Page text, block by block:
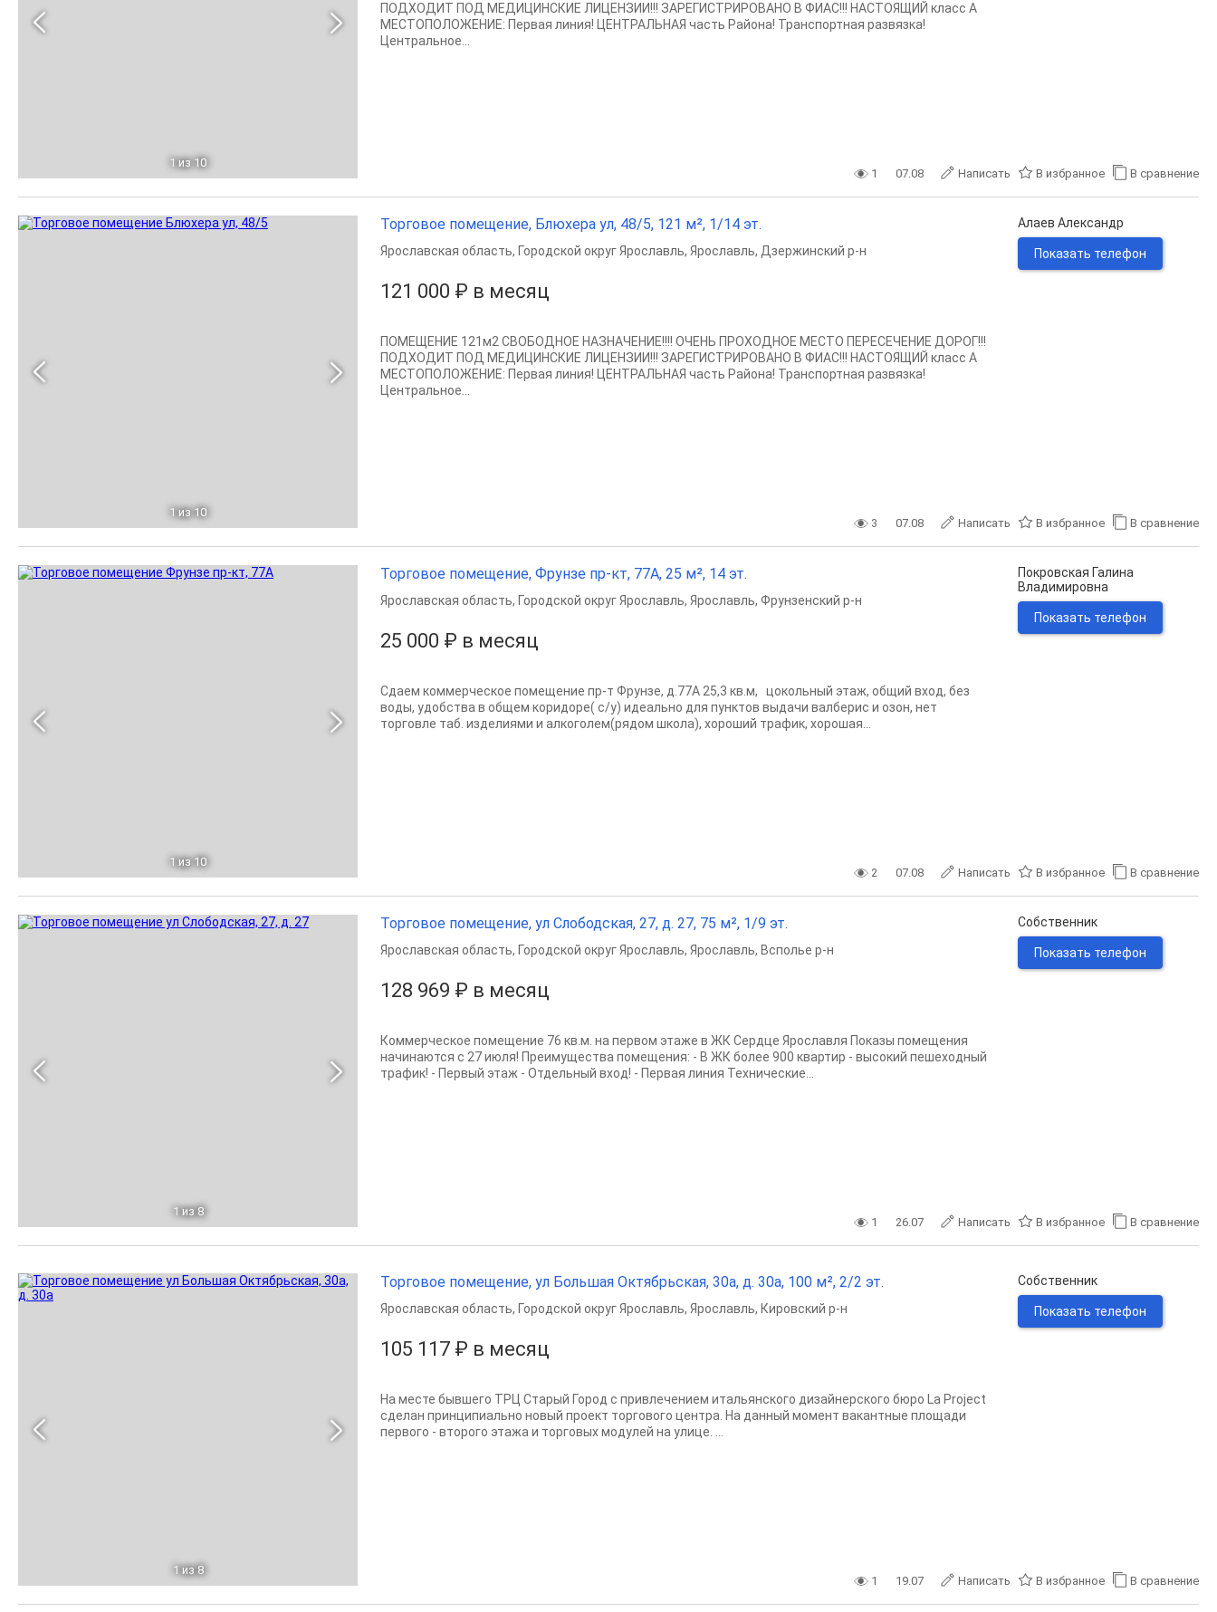
1 из 10
ПОДХОДИТ ПОД МЕДИЦИНСКИЕ ЛИЦЕНЗИИ!!! ЗАРЕГИСТРИРОВАНО В ФИАС!!! НАСТОЯЩИЙ класс А
МЕСТОПОЛОЖЕНИЕ: Первая линия! ЦЕНТРАЛЬНАЯ часть Района! Транспортная развязка!
Центральное...
1 07.08 Написать В избранное В сравнение
1 из 10
Торговое помещение, Блюхера ул, 48/5, 121 м², 1/14 эт.
121 000 ₽ в месяц
Ярославская область, Городской округ Ярославль, Ярославль, Дзержинский р-н
ПОМЕЩЕНИЕ 121м2 СВОБОДНОЕ НАЗНАЧЕНИЕ!!!! ОЧЕНЬ ПРОХОДНОЕ МЕСТО ПЕРЕСЕЧЕНИЕ ДОРОГ!!!
ПОДХОДИТ ПОД МЕДИЦИНСКИЕ ЛИЦЕНЗИИ!!! ЗАРЕГИСТРИРОВАНО В ФИАС!!! НАСТОЯЩИЙ класс А
МЕСТОПОЛОЖЕНИЕ: Первая линия! ЦЕНТРАЛЬНАЯ часть Района! Транспортная развязка!
Центральное...
Алаев Александр
Показать телефон
3 07.08 Написать В избранное В сравнение
1 из 10
Торговое помещение, Фрунзе пр-кт, 77А, 25 м², 14 эт.
25 000 ₽ в месяц
Ярославская область, Городской округ Ярославль, Ярославль, Фрунзенский р-н
Сдаем коммерческое помещение пр-т Фрунзе, д.77А 25,3 кв.м, цокольный этаж, общий вход, без
воды, удобства в общем коридоре( с/у) идеально для пунктов выдачи валберис и озон, нет
торговле таб. изделиями и алкоголем(рядом школа), хороший трафик, хорошая...
Покровская Галина
Владимировна
Показать телефон
2 07.08 Написать В избранное В сравнение
1 из 8
Торговое помещение, ул Слободская, 27, д. 27, 75 м², 1/9 эт.
128 969 ₽ в месяц
Ярославская область, Городской округ Ярославль, Ярославль, Всполье р-н
Коммерческое помещение 76 кв.м. на первом этаже в ЖК Сердце Ярославля Показы помещения
начинаются с 27 июля! Преимущества помещения: - В ЖК более 900 квартир - высокий пешеходный
трафик! - Первый этаж - Отдельный вход! - Первая линия Технические...
Собственник
Показать телефон
1 26.07 Написать В избранное В сравнение
1 из 8
Торговое помещение, ул Большая Октябрьская, 30а, д. 30а, 100 м², 2/2 эт.
105 117 ₽ в месяц
Ярославская область, Городской округ Ярославль, Ярославль, Кировский р-н
На месте бывшего ТРЦ Старый Город с привлечением итальянского дизайнерского бюро La Project
сделан принципиально новый проект торгового центра. На данный момент вакантные площади
первого - второго этажа и торговых модулей на улице. ...
Собственник
Показать телефон
1 19.07 Написать В избранное В сравнение